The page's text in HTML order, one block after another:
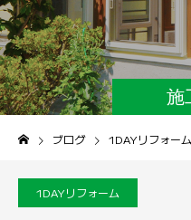
施
ブログ 1DAYリフォーム
1DAYリフォーム